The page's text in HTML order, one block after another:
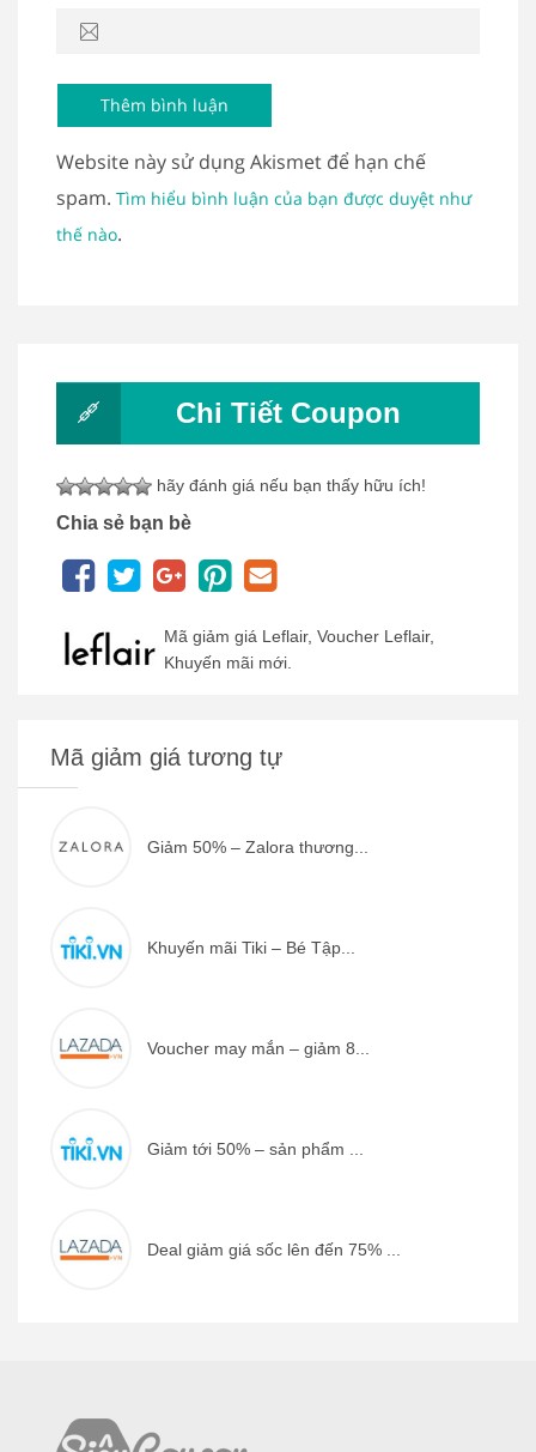
Website này sử dụng Akismet để hạn chế
spam. Tìm hiểu bình luận của bạn được duyệt như
thế nào.
Chi Tiết Coupon
hãy đánh giá nếu bạn thấy hữu ích!
Chia sẻ bạn bè
Mã giảm giá Leflair, Voucher Leflair,
Khuyến mãi mới.
Mã giảm giá tương tự
Giảm 50% – Zalora thương...
Khuyến mãi Tiki – Bé Tập...
Voucher may mắn – giảm 8...
Giảm tới 50% – sản phẩm ...
Deal giảm giá sốc lên đến 75% ...